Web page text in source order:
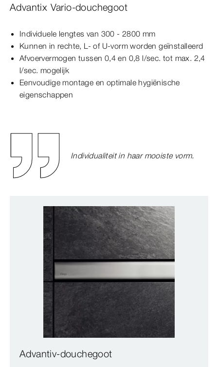
Advantix Vario-douchegoot
Individuele lengtes van 300 - 2800 mm
Kunnen in rechte, L- of U-vorm worden geïnstalleerd
Afvoervermogen tussen 0,4 en 0,8 l/sec. tot max. 2,4
l/sec. mogelijk
Eenvoudige montage en optimale hygiënische
eigenschappen
Individualiteit in haar mooiste vorm.
Advantiv-douchegoot